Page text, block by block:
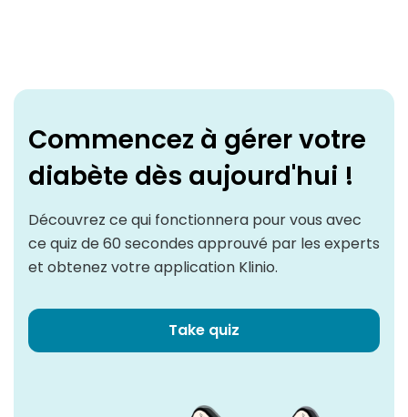
Commencez à gérer votre
diabète dès aujourd'hui !
Découvrez ce qui fonctionnera pour vous avec
ce quiz de 60 secondes approuvé par les experts
et obtenez votre application Klinio.
Take quiz